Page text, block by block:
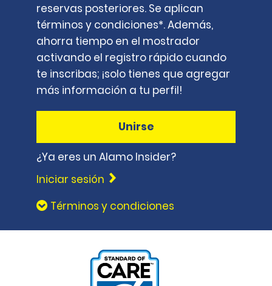
reservas posteriores. Se aplican
términos y condiciones*. Además,
ahorra tiempo en el mostrador
activando el registro rápido cuando
te inscribas; ¡solo tienes que agregar
más información a tu perfil!
Unirse
¿Ya eres un Alamo Insider?
Iniciar sesión
Términos y condiciones